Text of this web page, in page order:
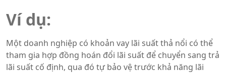
Ví dụ:
Một doanh nghiệp có khoản vay lãi suất thả nổi có thể
tham gia hợp đồng hoán đổi lãi suất để chuyển sang trả
lãi suất cố định, qua đó tự bảo vệ trước khả năng lãi